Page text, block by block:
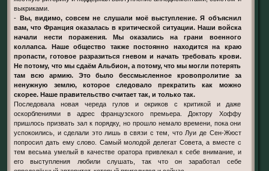
выкриками.
- Вы, видимо, совсем не слушали моё выступление. Я объяснил
вам, что Франция оказалась в критической ситуации. Наши войска
начали нести поражения. Мы оказались на грани военного
коллапса. Наше общество также постоянно находится на краю
пропасти, готовое разразиться гневом и начать требовать крови.
Не потому, что мы сдаём Альбион, а потому, что мы могли потерять
там всю армию. Это было бессмысленное кровопролитие за
ненужную землю, которое следовало прекратить как можно
скорее. Наше правительство считает так, и только так.
Последовала новая череда гулов и окриков с критикой и даже
оскорблениями в адрес французского премьера. Доктору Хоффу
пришлось призвать зал к порядку, но прошло немало времени, пока они
успокоились, и сделали это лишь в связи с тем, что Луи де Сен-Жюст
попросил дать ему слово. Самый молодой делегат Совета, а вместе с
тем весьма умелый в качестве оратора привлекал к себе внимание, и
его выступления любили слушать, так что он заработал себе